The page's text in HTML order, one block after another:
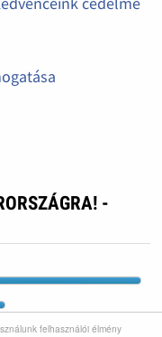
felhasználói élmény
-